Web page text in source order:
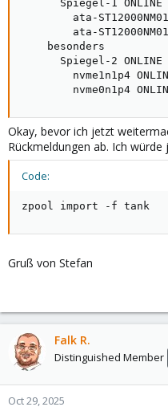
      Spiegel-1 ONLINE
ata-
ata-
    besonders
      Spiegel-2 ONLINE
nvme1n1p4
nvme0n1p4
Okay, bevor ich jetzt
Rückmeldungen ab. Ich
Code:
zpool import -f tank
Gruß von Stefan
Falk R.
Distinguished Member
Oct 29, 2025